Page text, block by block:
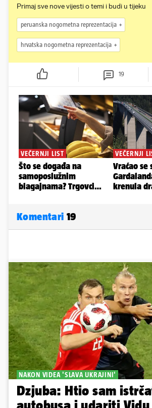
Primaj sve nove vijesti o temi i budi u tijeku
peruanska nogometna reprezentacija
hrvatska nogometna reprezentacija
19
Komentari 19
NAKON VIDEA 'SLAVA UKRAJINI'
Dzjuba: Htio sam